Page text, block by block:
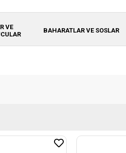
VE
BAHARATLAR VE SOSLAR